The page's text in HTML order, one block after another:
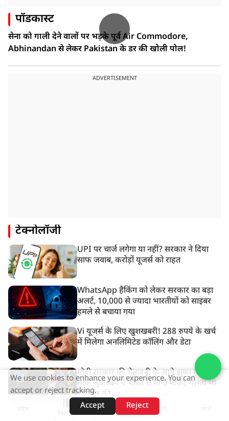
पॉडकास्ट
सेना को गाली देने वालों पर भड़के पूर्व Air Commodore,
Abhinandan से लेकर Pakistan के डर की खोली पोल!
ADVERTISEMENT
टेक्नोलॉजी
UPI पर चार्ज लगेगा या नहीं? सरकार ने दिया
साफ जवाब, करोड़ों यूजर्स को राहत
WhatsApp हैकिंग को लेकर सरकार का बड़ा
अलर्ट, 10,000 से ज्यादा भारतीयों को साइबर
हमले से बचाया गया
Vi यूजर्स के लिए खुशखबरी! 288 रुपये के खर्च
में मिलेगा अनलिमिटेड कॉलिंग और डेटा
मोदी सरकार की चेतावनी के आगे झुका मेटा,
मार्क ज़ुकरबर्ग ने भारत से मांगी माफ़ी, गलती भी
स्वीकार की
अब ₹2,000 से ऊपर के UPI पेमेंट पर लग
वेब स्टोरीज़
We use cookies to enhance your experience. You can
accept or reject tracking.
Accept
Reject